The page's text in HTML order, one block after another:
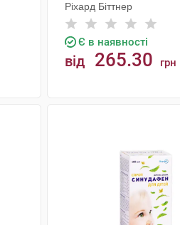
Ріхард Біттнер
Є в наявності
від 265.30 грн